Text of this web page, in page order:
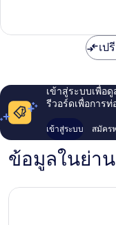
รีวิว
เป
เข้าสู่ระบบเพื่อ
รีวอร์ดเพื่อการท่
เข้าสู่ระบบ สมัคร
ข้อมูลในย่า